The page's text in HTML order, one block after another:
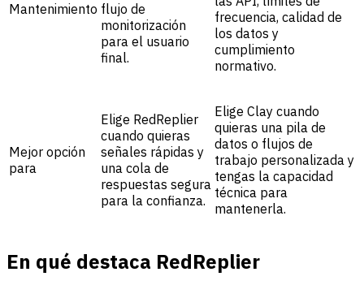
Mantenimiento flujo de
monitorización
para el usuario
final.
frecuencia, calidad de
los datos y
cumplimiento
normativo.
Mejor opción
para
Elige RedReplier
cuando quieras
señales rápidas y
una cola de
respuestas segura
para la confianza.
Elige Clay cuando
quieras una pila de
datos o flujos de
trabajo personalizada y
tengas la capacidad
técnica para
mantenerla.
En qué destaca RedReplier